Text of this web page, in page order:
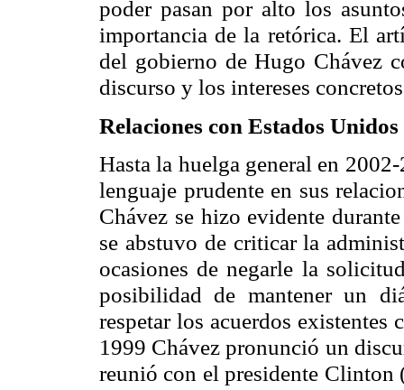
poder pasan por alto los
importancia de la retórica. El
del gobierno de Hugo Chávez
discurso y los intereses
Relaciones con Estados Unidos
Hasta la huelga general en
lenguaje prudente en sus
Chávez se hizo evidente
se abstuvo de criticar la
ocasiones de negarle la
posibilidad de mantener un
respetar los acuerdos
1999 Chávez pronunció un
reunió con el presidente Clinton